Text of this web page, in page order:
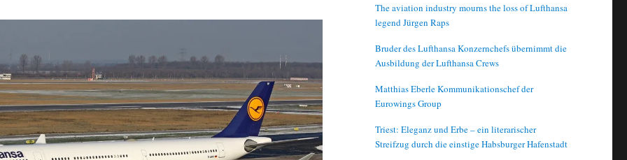
The aviation industry mourns the loss of Lufthansa
legend Jürgen Raps
Bruder des Lufthansa Konzernchefs übernimmt die
Ausbildung der Lufthansa Crews
Matthias Eberle Kommunikationschef der
Eurowings Group
Triest: Eleganz und Erbe – ein literarischer
Streifzug durch die einstige Habsburger Hafenstadt